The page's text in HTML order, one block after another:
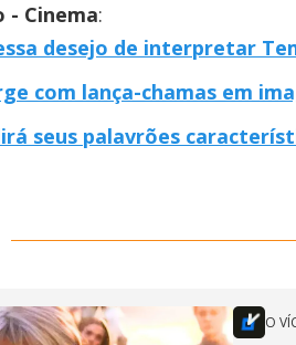
- Cinema:
desejo de interpretar
com lança-chamas em
seus palavrões
O